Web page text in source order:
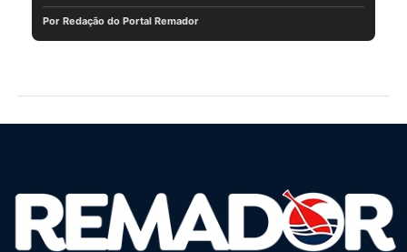
Por Redação do Portal Remador